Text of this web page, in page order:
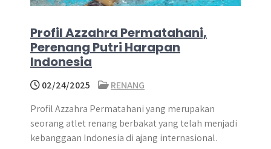
Profil Azzahra Permatahani,
Perenang Putri Harapan
Indonesia
02/24/2025
RENANG
Profil Azzahra Permatahani yang merupakan
seorang atlet renang berbakat yang telah menjadi
kebanggaan Indonesia di ajang internasional.